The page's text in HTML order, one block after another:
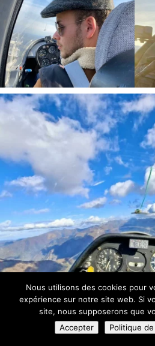
Nous utilisons des cookies pour
expérience sur notre site web. Si
site, nous supposerons que
Accepter
Politique